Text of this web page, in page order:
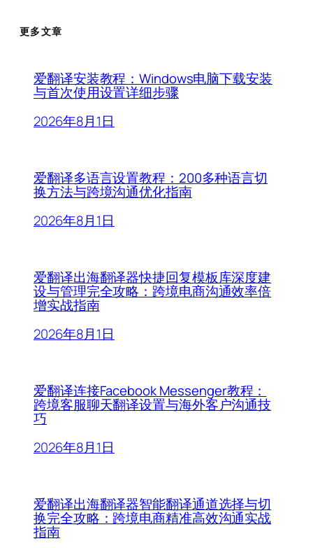
更多文章
爱翻译安装教程：Windows电脑下载安装
与首次使用设置详细步骤
2026年8月1日
爱翻译多语言设置教程：200多种语言切
换方法与跨境沟通优化指南
2026年8月1日
爱翻译出海翻译器快捷回复模板库深度建
设与管理完全攻略：跨境电商沟通效率倍
增实战指南
2026年8月1日
爱翻译连接Facebook Messenger教程：
跨境客服聊天翻译设置与海外客户沟通技
巧
2026年8月1日
爱翻译出海翻译器智能翻译通道选择与切
换完全攻略：跨境电商精准高效沟通实战
指南